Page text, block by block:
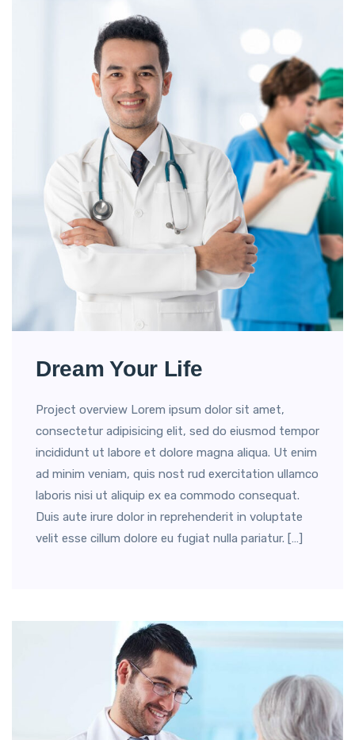
Dream Your Life
Project overview Lorem ipsum dolor sit amet,
consectetur adipisicing elit, sed do eiusmod tempor
incididunt ut labore et dolore magna aliqua. Ut enim
ad minim veniam, quis nost rud exercitation ullamco
laboris nisi ut aliquip ex ea commodo consequat.
Duis aute irure dolor in reprehenderit in voluptate
velit esse cillum dolore eu fugiat nulla pariatur. […]